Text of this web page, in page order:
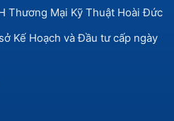
Thương Mại Kỹ Thuật Hoài Đức
Kế Hoạch và Đầu tư cấp ngày